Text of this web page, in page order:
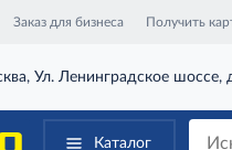
Заказ для бизнеса Получить
Ул. Ленинградское шоссе,
Каталог